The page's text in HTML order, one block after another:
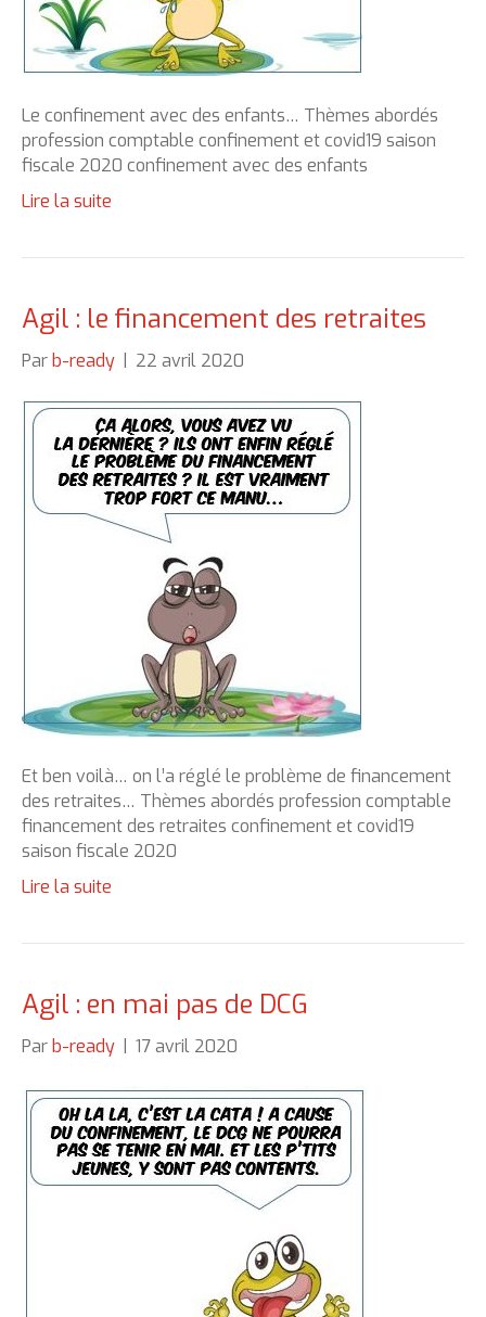
Le confinement avec des enfants… Thèmes abordés
profession comptable confinement et covid19 saison
fiscale 2020 confinement avec des enfants
Lire la suite
Agil : le financement des retraites
Par b-ready 22 avril 2020
Et ben voilà… on l’a réglé le problème de financement
des retraites… Thèmes abordés profession comptable
financement des retraites confinement et covid19
saison fiscale 2020
Lire la suite
Agil : en mai pas de DCG
Par b-ready 17 avril 2020